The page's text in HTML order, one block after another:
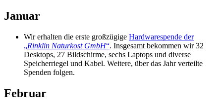
Januar
Wir erhalten die erste großzügige Hardwarespende der
„Rinklin Naturkost GmbH“. Insgesamt bekommen wir 32
Desktops, 27 Bildschirme, sechs Laptops und diverse
Speicherriegel und Kabel. Weitere, über das Jahr verteilte
Spenden folgen.
Februar